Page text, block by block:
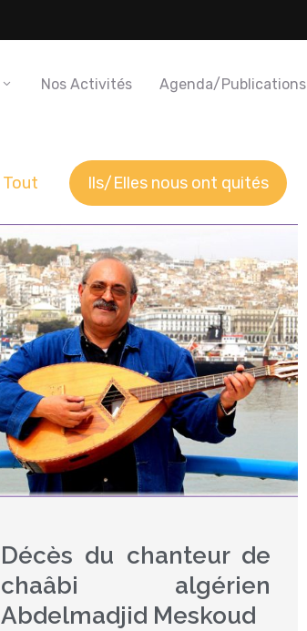
Nos Activités Agenda/Publications
Tout Ils/Elles nous ont quités
Décès du chanteur de
chaâbi algérien
Abdelmadjid Meskoud